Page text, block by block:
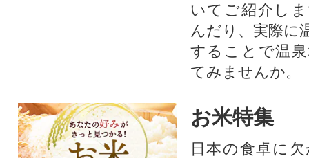
いてご紹介し
んだり、実際に
することで温
てみませんか。
お米特集
日本の食卓に